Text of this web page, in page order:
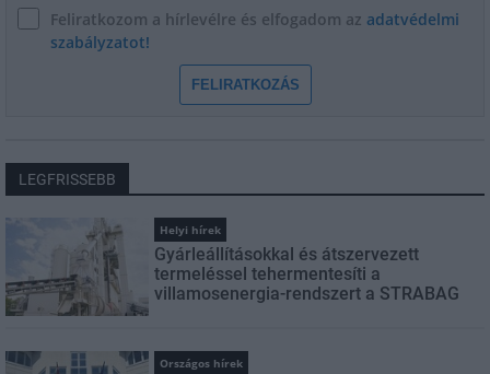
Feliratkozom a hírlevélre és elfogadom az adatvédelmi
szabályzatot!
FELIRATKOZÁS
LEGFRISSEBB
Helyi hírek
Gyárleállításokkal és átszervezett
termeléssel tehermentesíti a
villamosenergia-rendszert a STRABAG
Országos hírek